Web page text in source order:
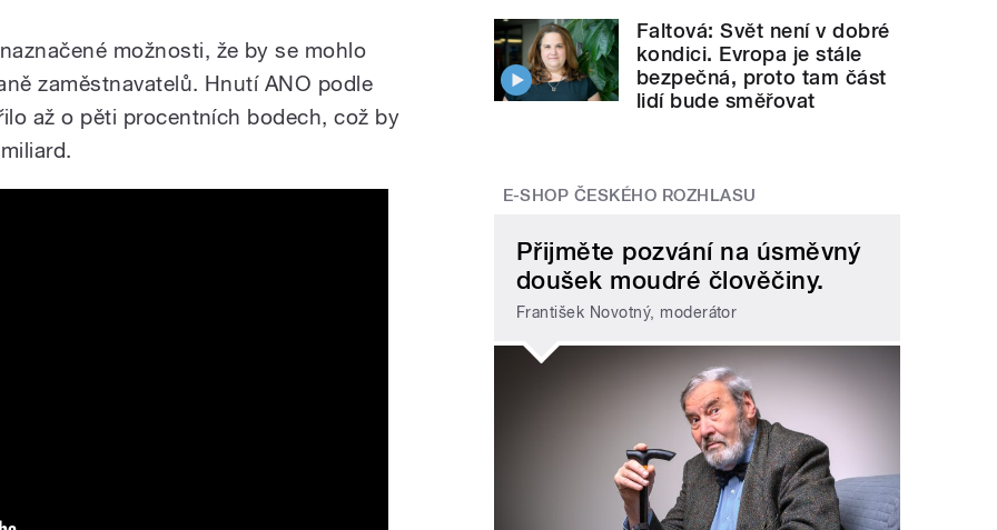
možnosti, že by se mohlo
zaměstnavatelů. Hnutí ANO podle
až o pěti procentních bodech, což by
Faltová: Svět není v dobré
kondici. Evropa je stále
bezpečná, proto tam část
lidí bude směřovat
E-SHOP ČESKÉHO ROZHLASU
Přijměte pozvání na úsměvný
doušek moudré člověčiny.
František Novotný, moderátor